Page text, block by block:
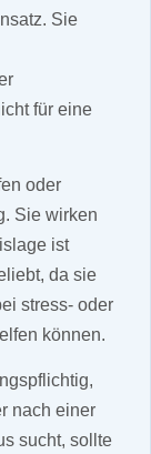
Sie
für eine
oder
Sie wirken
ist
da sie
stress- oder
können.
nach einer
sucht, sollte